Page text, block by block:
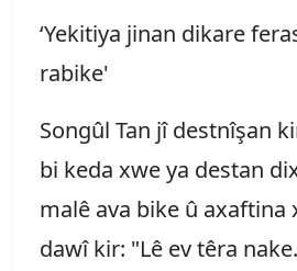
‘Yekitiya jinan dikare
rabike'
Songûl Tan jî destnîşan
bi keda xwe ya destan
malê ava bike û axaftina
dawî kir: "Lê ev têra